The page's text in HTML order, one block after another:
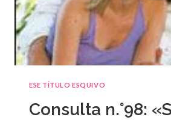
ESE TÍTULO ESQUIVO
Consulta n.°98: